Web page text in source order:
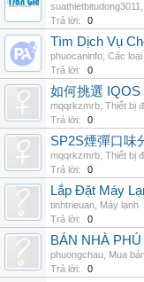
suathietbitudong3011
Trả lời:
0
Tìm Dịch Vụ
phuocaninfo Các
Trả lời:
0
如何挑選
mqqrkzmrb Thiết bị
Trả lời:
0
SP2S煙彈口味
mqqrkzmrb Thiết bị
Trả lời:
0
Lắp Đặt Máy
tinhtrieuan Máy lạnh
Trả lời:
0
BÁN NHÀ
phuongchau Mua
Trả lời:
0